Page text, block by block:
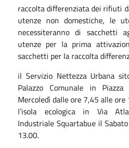
raccolta differenziata dei rifiuti
utenze non domestiche, le
necessiteranno di sacchetti
utenze per la prima
sacchetti per la raccolta
il Servizio Nettezza Urbana
Palazzo Comunale in
Mercoledì dalle ore 7,45 alle ore
l’isola ecologica in Via
Industriale Squartabue il
13.00.